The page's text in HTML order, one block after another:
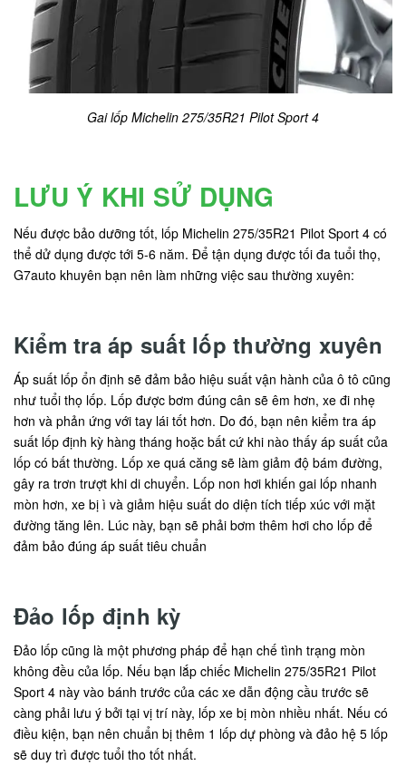
Gai lốp Michelin 275/35R21 Pilot Sport 4
LƯU Ý KHI SỬ DỤNG
Nếu được bảo dưỡng tốt, lốp Michelin 275/35R21 Pilot Sport 4 có
thể dử dụng được tới 5-6 năm. Để tận dụng được tối đa tuổi thọ,
G7auto khuyên bạn nên làm những việc sau thường xuyên:
Kiểm tra áp suất lốp thường xuyên
Áp suất lốp ổn định sẽ đảm bảo hiệu suất vận hành của ô tô cũng
như tuổi thọ lốp. Lốp được bơm đúng cân sẽ êm hơn, xe đi nhẹ
hơn và phản ứng với tay lái tốt hơn. Do đó, bạn nên kiểm tra áp
suất lốp định kỳ hàng tháng hoặc bất cứ khi nào thấy áp suất của
lốp có bất thường. Lốp xe quá căng sẽ làm giảm độ bám đường,
gây ra trơn trượt khi di chuyển. Lốp non hơi khiến gai lốp nhanh
mòn hơn, xe bị ì và giảm hiệu suất do diện tích tiếp xúc với mặt
đường tăng lên. Lúc này, bạn sẽ phải bơm thêm hơi cho lốp để
đảm bảo đúng áp suất tiêu chuẩn
Đảo lốp định kỳ
Đảo lốp cũng là một phương pháp để hạn chế tình trạng mòn
không đều của lốp. Nếu bạn lắp chiếc Michelin 275/35R21 Pilot
Sport 4 này vào bánh trước của các xe dẫn động cầu trước sẽ
càng phải lưu ý bởi tại vị trí này, lốp xe bị mòn nhiều nhất. Nếu có
điều kiện, bạn nên chuẩn bị thêm 1 lốp dự phòng và đảo hệ 5 lốp
sẽ duy trì được tuổi tho tốt nhất.